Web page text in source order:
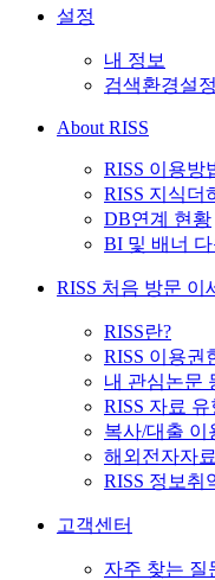
설정
내 정보
검색환경설정
About RISS
RISS 이용방
RISS 지식더
DB연계 현황
BI 및 배너
RISS 처음 방문 이
RISS란?
RISS 이용권
내 관심논문
RISS 자료
복사/대출 이
해외전자자
RISS 정보취
고객센터
자주 찾는 질